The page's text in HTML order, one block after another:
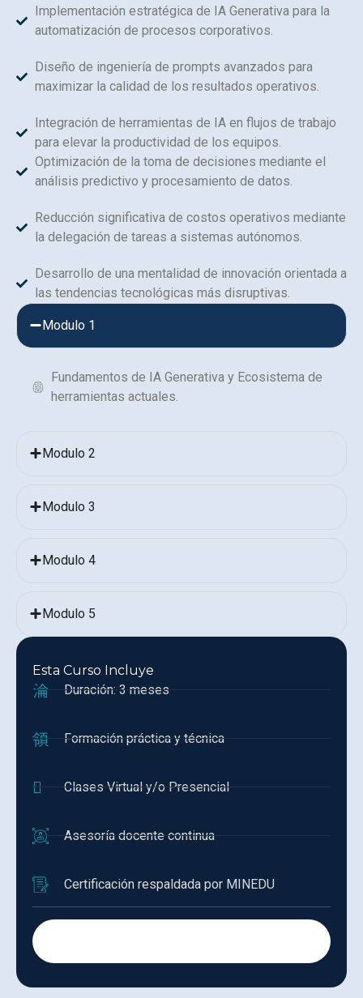
Implementación estratégica de IA Generativa para la
automatización de procesos corporativos.
Diseño de ingeniería de prompts avanzados para
maximizar la calidad de los resultados operativos.
Integración de herramientas de IA en flujos de trabajo
para elevar la productividad de los equipos.
Optimización de la toma de decisiones mediante el
análisis predictivo y procesamiento de datos.
Reducción significativa de costos operativos mediante
la delegación de tareas a sistemas autónomos.
Desarrollo de una mentalidad de innovación orientada a
las tendencias tecnológicas más disruptivas.
Modulo 1
Fundamentos de IA Generativa y Ecosistema de
herramientas actuales.
Modulo 2
Modulo 3
Modulo 4
Modulo 5
Esta Curso Incluye
Duración: 3 meses
Formación práctica y técnica
Clases Virtual y/o Presencial
Asesoría docente continua
Certificación respaldada por MINEDU